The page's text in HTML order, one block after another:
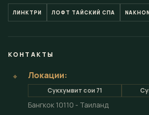
ЛИНКТРИ ЛОФТ ТАЙСКИЙ СПА
КОНТАКТЫ
⌖ Локации:
Сукхумвит сои 71
Бангкок 10110 - Таиланд